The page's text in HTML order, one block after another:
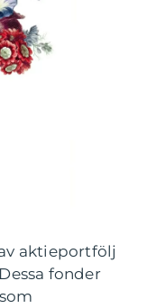
aktieportfölj
fonder